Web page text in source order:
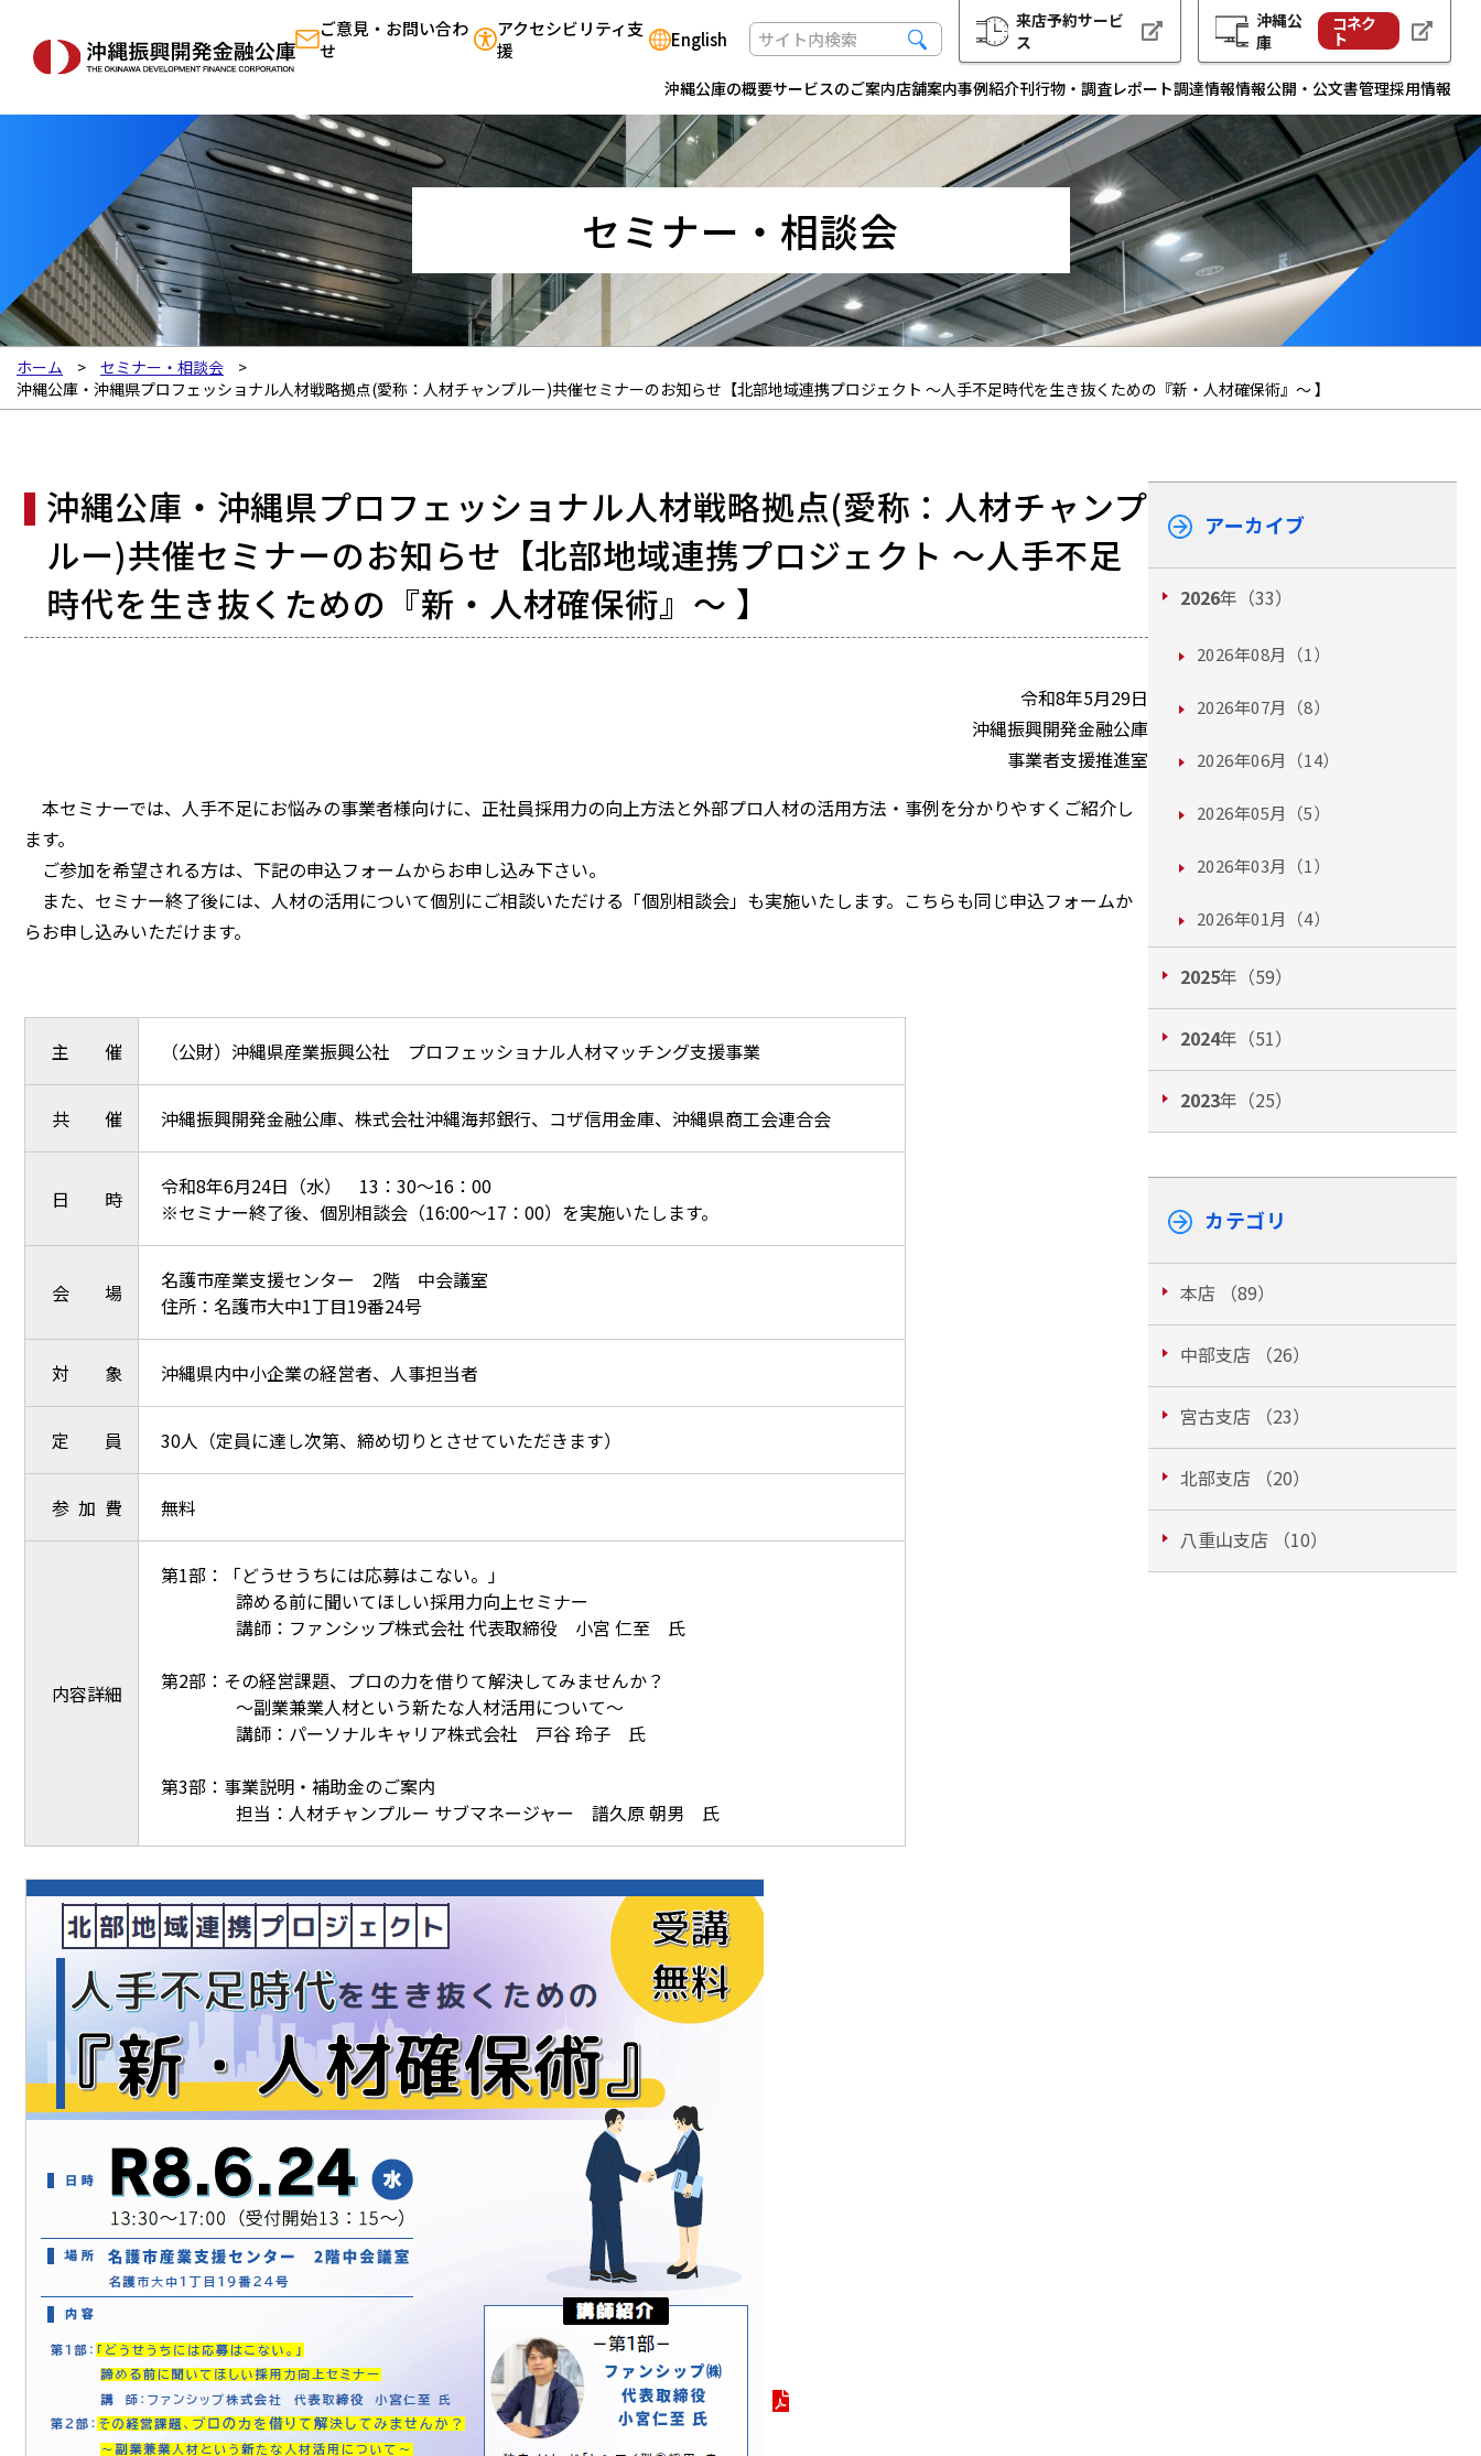
ご意見・お問い合わ
せ
アクセシビリティ支
援
English
来店予約サービ
ス
沖縄公
庫
コネク
ト
沖縄公庫の概要サービスのご案内店舗案内事例紹介刊行物・調査レポート調達情報情報公開・公文書管理採用情報
セミナー・相談会
ホーム
セミナー・相談会
沖縄公庫・沖縄県プロフェッショナル人材戦略拠点(愛称：人材チャンプルー)共催セミナーのお知らせ【北部地域連携プロジェクト ～人手不足時代を生き抜くための『新・人材確保術』～ 】
沖縄公庫・沖縄県プロフェッショナル人材戦略拠点(愛称：人材チャンプ
ルー)共催セミナーのお知らせ【北部地域連携プロジェクト ～人手不足
時代を生き抜くための『新・人材確保術』～ 】
令和8年5月29日
沖縄振興開発金融公庫
事業者支援推進室
本セミナーでは、人手不足にお悩みの事業者様向けに、正社員採用力の向上方法と外部プロ人材の活用方法・事例を分かりやすくご紹介し
ます。
ご参加を希望される方は、下記の申込フォームからお申し込み下さい。
また、セミナー終了後には、人材の活用について個別にご相談いただける「個別相談会」も実施いたします。こちらも同じ申込フォームか
らお申し込みいただけます。
主 催 （公財）沖縄県産業振興公社 プロフェッショナル人材マッチング支援事業
共 催 沖縄振興開発金融公庫、株式会社沖縄海邦銀行、コザ信用金庫、沖縄県商工会連合会
日 時
令和8年6月24日（水） 13：30～16：00
※セミナー終了後、個別相談会（16:00～17：00）を実施いたします。
会 場
名護市産業支援センター 2階 中会議室
住所：名護市大中1丁目19番24号
対 象 沖縄県内中小企業の経営者、人事担当者
定 員 30人（定員に達し次第、締め切りとさせていただきます）
参 加 費 無料
内容詳細
第1部：「どうせうちには応募はこない。」
諦める前に聞いてほしい採用力向上セミナー
講師：ファンシップ株式会社 代表取締役 小宮 仁至 氏
第2部：その経営課題、プロの力を借りて解決してみませんか？
～副業兼業人材という新たな人材活用について～
講師：パーソナルキャリア株式会社 戸谷 玲子 氏
第3部：事業説明・補助金のご案内
担当：人材チャンプルー サブマネージャー 譜久原 朝男 氏
アーカイブ
2026年（33）
2026年08月（1）
2026年07月（8）
2026年06月（14）
2026年05月（5）
2026年03月（1）
2026年01月（4）
2025年（59）
2024年（51）
2023年（25）
カテゴリ
本店 （89）
中部支店 （26）
宮古支店 （23）
北部支店 （20）
八重山支店 （10）